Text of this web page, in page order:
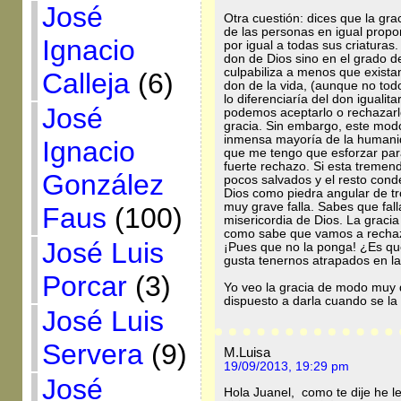
José
Ignacio
Calleja(6)
José
Ignacio
González
Faus (100)
José Luis
Porcar(3)
José Luis
Servera(9)
José
Otra cuestión: dices que la
de las personas en igual
por igual a todas sus
don de Dios sino en el grado
culpabiliza a menos que
don de la vida, (aunque no
lo diferenciaría del don
podemos aceptarlo o
gracia. Sin embargo, este
inmensa mayoría de la
que me tengo que esforzar
fuerte rechazo. Si esta
pocos salvados y el resto
Dios como piedra angular de
muy grave falla. Sabes que
misericordia de Dios. La
como sabe que vamos a
¡Pues que no la ponga! ¿Es
gusta tenernos atrapados en
Yo veo la gracia de modo
dispuesto a darla cuando se
M.Luisa
19/09/2013, 19:29 pm
Hola Juanel, como te dije he